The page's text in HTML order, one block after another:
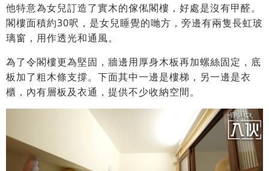
他特意為女兒訂造了實木的傢俬閣樓，好處是沒有甲醛。
閣樓面積約30呎，是女兒睡覺的哋方，旁邊有兩隻長虹玻
璃窗，用作透光和通風。
為了令閣樓更為堅固，牆邊用厚身木板再加螺絲固定，底
板加了粗木條支撐。下面其中一邊是樓梯，另一邊是衣
櫃，內有層板及衣通，提供不少收納空間。